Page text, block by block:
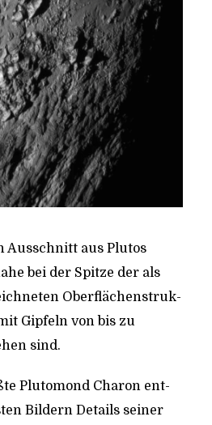
Aus­schnitt aus Plu­tos
bei der Spit­ze der als
Ober­flä­chen­struk­
Gip­feln von bis zu
sind.
Plu­to­mond Cha­ron ent­
Bil­dern Details sei­ner